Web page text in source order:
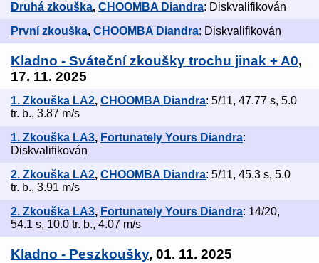
Druhá zkouška, CHOOMBA Diandra: Diskvalifikován
První zkouška, CHOOMBA Diandra: Diskvalifikován
Kladno - Sváteční zkoušky trochu jinak + A0,
17. 11. 2025
1. Zkouška LA2, CHOOMBA Diandra: 5/11, 47.77 s, 5.0
tr. b., 3.87 m/s
1. Zkouška LA3, Fortunately Yours Diandra:
Diskvalifikován
2. Zkouška LA2, CHOOMBA Diandra: 5/11, 45.3 s, 5.0
tr. b., 3.91 m/s
2. Zkouška LA3, Fortunately Yours Diandra: 14/20,
54.1 s, 10.0 tr. b., 4.07 m/s
Kladno - Peszkoušky, 01. 11. 2025